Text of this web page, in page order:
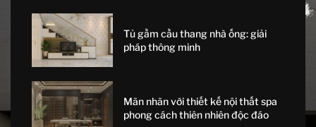
Tủ gầm cầu thang nhà ống: giải
pháp thông minh
Mãn nhãn với thiết kế nội thất spa
phong cách thiên nhiên độc đáo